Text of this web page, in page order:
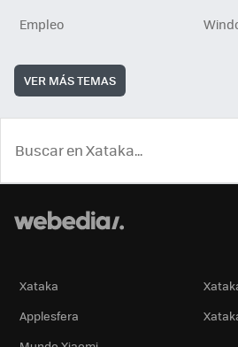
Empleo
VER MÁS TEMAS
Xataka
Applesfera